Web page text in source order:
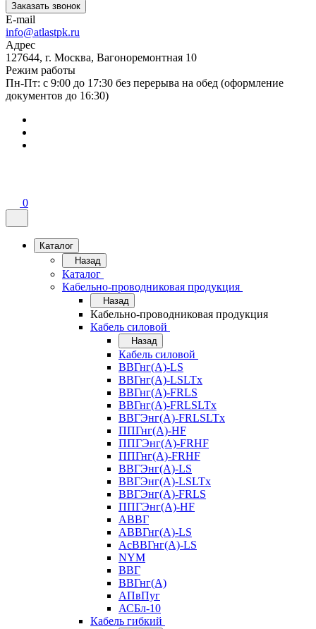
Заказать звонок
E-mail
info@atlastpk.ru
Адрес
127644, г. Москва, Вагоноремонтная 10
Режим работы
Пн-Пт: с 9:00 до 17:30 без перерыва на обед (оформление
документов до 16:30)
0
Каталог
Назад
Каталог
Кабельно-проводниковая продукция
Назад
Кабельно-проводниковая продукция
Кабель силовой
Назад
Кабель силовой
ВВГнг(А)-LS
ВВГнг(А)-LSLTx
ВВГнг(А)-FRLS
ВВГнг(А)-FRLSLTx
ВВГЭнг(А)-FRLSLTx
ППГнг(А)-HF
ППГЭнг(А)-FRHF
ППГнг(А)-FRHF
ВВГЭнг(А)-LS
ВВГЭнг(А)-LSLTx
ВВГЭнг(А)-FRLS
ППГЭнг(А)-HF
АВВГ
АВВГнг(А)-LS
АсВВГнг(А)-LS
NYM
ВВГ
ВВГнг(А)
АПвПуг
АСБл-10
Кабель гибкий